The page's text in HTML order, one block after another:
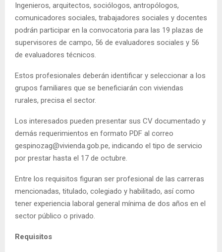
Ingenieros, arquitectos, sociólogos, antropólogos,
comunicadores sociales, trabajadores sociales y docentes
podrán participar en la convocatoria para las 19 plazas de
supervisores de campo, 56 de evaluadores sociales y 56
de evaluadores técnicos.
Estos profesionales deberán identificar y seleccionar a los
grupos familiares que se beneficiarán con viviendas
rurales, precisa el sector.
Los interesados pueden presentar sus CV documentado y
demás requerimientos en formato PDF al correo
gespinozag@vivienda.gob.pe, indicando el tipo de servicio
por prestar hasta el 17 de octubre.
Entre los requisitos figuran ser profesional de las carreras
mencionadas, titulado, colegiado y habilitado, así como
tener experiencia laboral general mínima de dos años en el
sector público o privado.
Requisitos